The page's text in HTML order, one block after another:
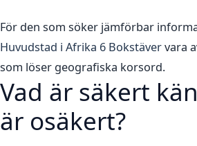
För den som söker jämförbar
Huvudstad i Afrika 6 Bokstävervara
som löser geografiska korsord.
Vad är säkert
är osäkert?